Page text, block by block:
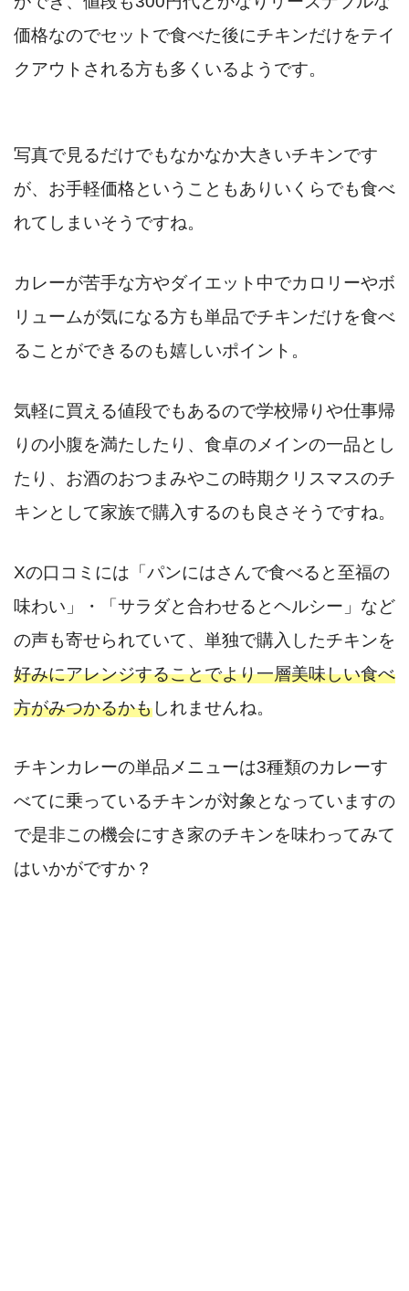
価格なのでセットで食べた後にチキンだけをテイ
クアウトされる方も多くいるようです。
写真で見るだけでもなかなか大きいチキンです
が、お手軽価格ということもありいくらでも食べ
れてしまいそうですね。
カレーが苦手な方やダイエット中でカロリーやボ
リュームが気になる方も単品でチキンだけを食べ
ることができるのも嬉しいポイント。
気軽に買える値段でもあるので学校帰りや仕事帰
りの小腹を満たしたり、食卓のメインの一品とし
たり、お酒のおつまみやこの時期クリスマスのチ
キンとして家族で購入するのも良さそうですね。
Xの口コミには「パンにはさんで食べると至福の
味わい」・「サラダと合わせるとヘルシー」など
の声も寄せられていて、単独で購入したチキンを
好みにアレンジすることでより一層美味しい食べ
方がみつかるかもしれませんね。
チキンカレーの単品メニューは3種類のカレーす
べてに乗っているチキンが対象となっていますの
で是非この機会にすき家のチキンを味わってみて
はいかがですか？